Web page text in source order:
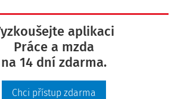
aplikaci
Práce a mzda
na 14 dní zdarma.
Chci přístup zdarma